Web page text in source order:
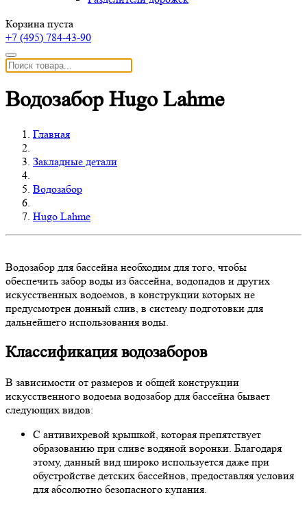
Корзина пуста
+7 (495) 784-43-90
Водозабор Hugo Lahme
Главная
Закладные детали
Водозабор
Hugo Lahme
Водозабор для бассейна необходим для того, чтобы
обеспечить забор воды из бассейна, водопадов и других
искусственных водоемов, в конструкции которых не
предусмотрен донный слив, в систему подготовки для
дальнейшего использования воды.
Классификация водозаборов
В зависимости от размеров и общей конструкции
искусственного водоема водозабор для бассейна бывает
следующих видов:
С антивихревой крышкой, которая препятствует
образованию при сливе водяной воронки. Благодаря
этому, данный вид широко используется даже при
обустройстве детских бассейнов, предоставляя условия
для абсолютно безопасного купания.